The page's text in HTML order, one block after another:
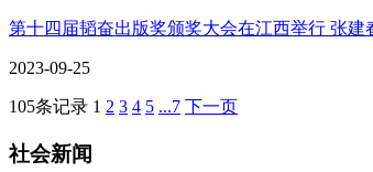
第十四届韬奋出版奖颁奖大会在江西举行 张建
2023-09-25
105条记录 1 2 3 4 5 ...7 下一页
社会新闻